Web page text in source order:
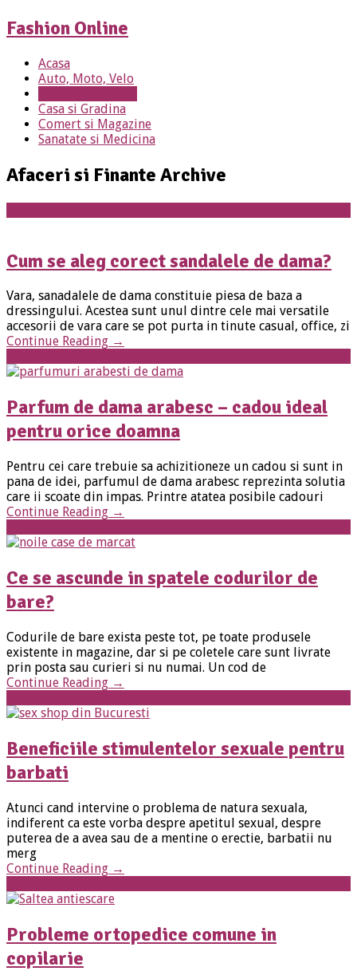
Fashion Online
Acasa
Auto, Moto, Velo
Casa si Gradina
Comert si Magazine
Sanatate si Medicina
Afaceri si Finante Archive
Cum se aleg corect sandalele de dama?
Vara, sanadalele de dama constituie piesa de baza a
dressingului. Acestea sunt unul dintre cele mai versatile
accesorii de vara care se pot purta in tinute casual, office, zi
Continue Reading →
Parfum de dama arabesc – cadou ideal
pentru orice doamna
Pentru cei care trebuie sa achizitioneze un cadou si sunt in
pana de idei, parfumul de dama arabesc reprezinta solutia
care ii scoate din impas. Printre atatea posibile cadouri
Continue Reading →
Ce se ascunde in spatele codurilor de
bare?
Codurile de bare exista peste tot, pe toate produsele
existente in magazine, dar si pe coletele care sunt livrate
prin posta sau curieri si nu numai. Un cod de
Continue Reading →
Beneficiile stimulentelor sexuale pentru
barbati
Atunci cand intervine o problema de natura sexuala,
indiferent ca este vorba despre apetitul sexual, despre
puterea de a avea sau de a mentine o erectie, barbatii nu
merg
Continue Reading →
Probleme ortopedice comune in
copilarie